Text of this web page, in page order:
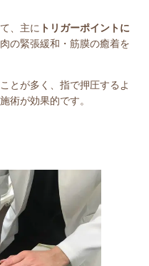
、主に トリガーポイントに
の緊張緩和・筋膜の癒着を
とが多く、指で押圧するよ
術が効果的です。